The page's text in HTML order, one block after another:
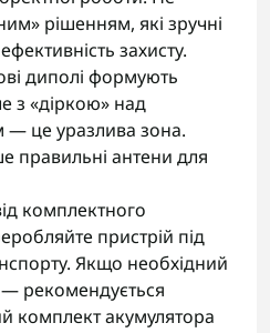
рішенням, які зручні
захисту.
диполі формують
з «діркою» над
це уразлива зона.
правильні антени для
комплектного
пристрій під
Якщо необхідний
рекомендується
комплект акумулятора